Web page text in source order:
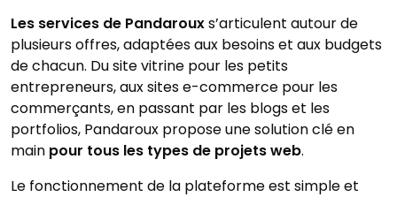
Les services de Pandarouxs’articulent autour de
plusieurs offres, adaptées aux besoins et aux budgets
de chacun. Du site vitrine pour les petits
entrepreneurs, aux sites e-commerce pour les
commerçants, en passant par les blogs et les
portfolios, Pandaroux propose une solution clé en
main pour tous les types de projets web.
Le fonctionnement de la plateforme est simple et